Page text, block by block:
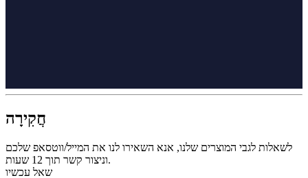
חֲקִירָה
לשאלות לגבי המוצרים שלנו, אנא השאירו לנו את המייל/ווטסאפ שלכם
וניצור קשר תוך 12 שעות.
שאל עכשיו